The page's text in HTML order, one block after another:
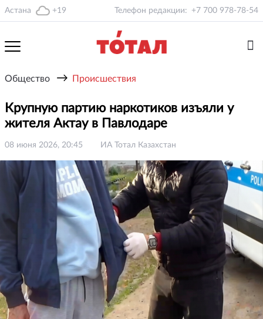
Астана +19 Телефон редакции: +7 700 978-78-54
Общество → Происшествия
Крупную партию наркотиков изъяли у
жителя Актау в Павлодаре
08 июня 2026, 20:45 ИА Тотал Казахстан